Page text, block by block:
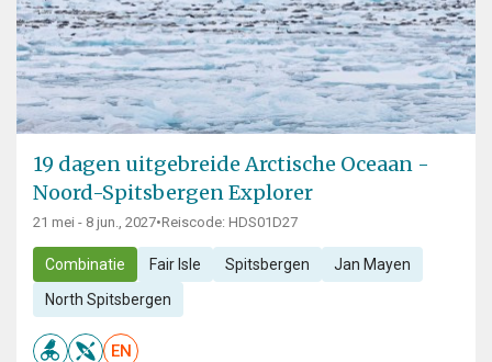
19 dagen uitgebreide Arctische Oceaan -
Noord-Spitsbergen Explorer
21 mei - 8 jun., 2027•Reiscode: HDS01D27
Combinatie Fair Isle Spitsbergen Jan Mayen
North Spitsbergen
EN